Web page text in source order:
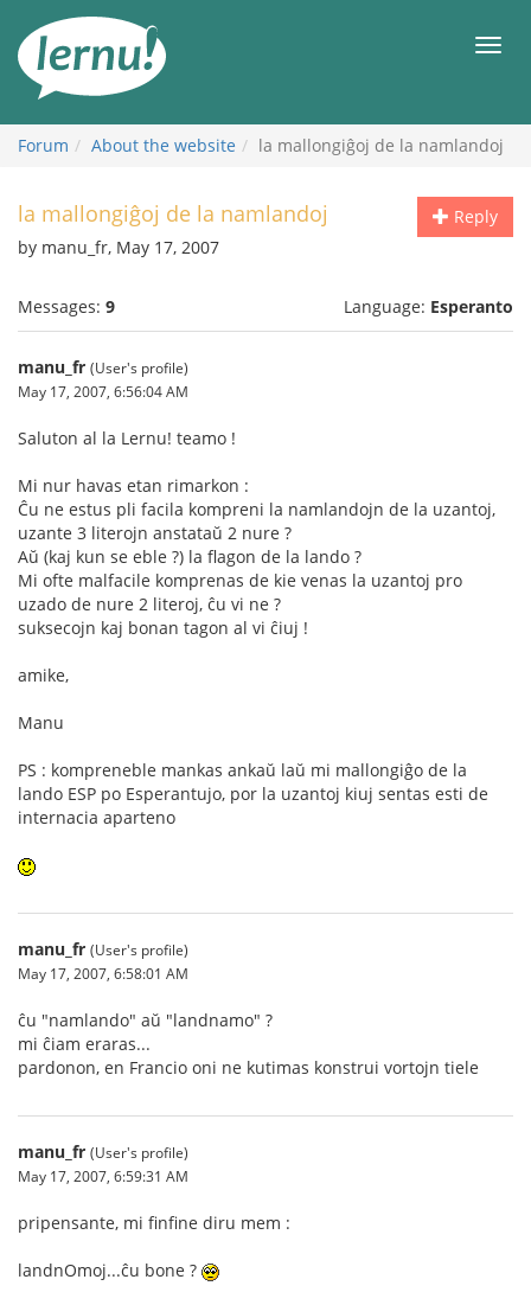
the
content
Forum About the website la mallongiĝoj de la namlandoj
Reply
la mallongiĝoj de la namlandoj
by manu_fr, May 17, 2007
Messages: 9 Language: Esperanto
manu_fr (User's profile)
May 17, 2007, 6:56:04 AM
Saluton al la Lernu! teamo !
Mi nur havas etan rimarkon :
Ĉu ne estus pli facila kompreni la namlandojn de la uzantoj,
uzante 3 literojn anstataŭ 2 nure ?
Aŭ (kaj kun se eble ?) la flagon de la lando ?
Mi ofte malfacile komprenas de kie venas la uzantoj pro
uzado de nure 2 literoj, ĉu vi ne ?
suksecojn kaj bonan tagon al vi ĉiuj !
amike,
Manu
PS : kompreneble mankas ankaŭ laŭ mi mallongiĝo de la
lando ESP po Esperantujo, por la uzantoj kiuj sentas esti de
internacia aparteno
manu_fr (User's profile)
May 17, 2007, 6:58:01 AM
ĉu "namlando" aŭ "landnamo" ?
mi ĉiam eraras...
pardonon, en Francio oni ne kutimas konstrui vortojn tiele
manu_fr (User's profile)
May 17, 2007, 6:59:31 AM
pripensante, mi finfine diru mem :
landnOmoj...ĉu bone ?